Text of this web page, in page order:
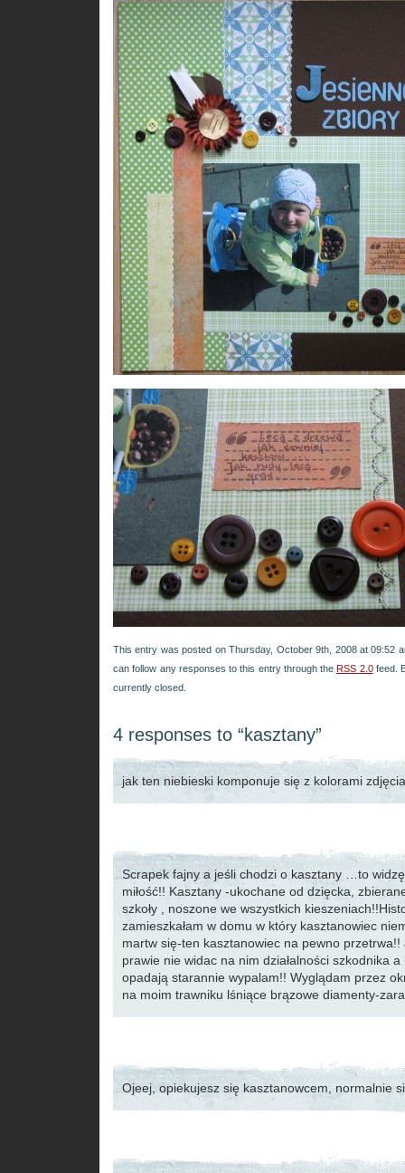
This entry was posted on Thursday, October 9th, 2008 at 09:52
can follow any responses to this entry through the RSS 2.0feed.
currently closed.
4 responses to “kasztany”
jak ten niebieski komponuje się z kolorami
Scrapek fajny a jeśli chodzi o kasztany …to
miłość!! Kasztany -ukochane od dzięcka,
szkoły , noszone we wszystkich
zamieszkałam w domu w który kasztanowiec
martw się-ten kasztanowiec na pewno przetrwa!!
prawie nie widac na nim działalności szkodnika
opadają starannie wypalam!! Wyglądam przez
na moim trawniku lśniące brązowe diamenty-
Ojeej, opiekujesz się kasztanowcem, normalnie